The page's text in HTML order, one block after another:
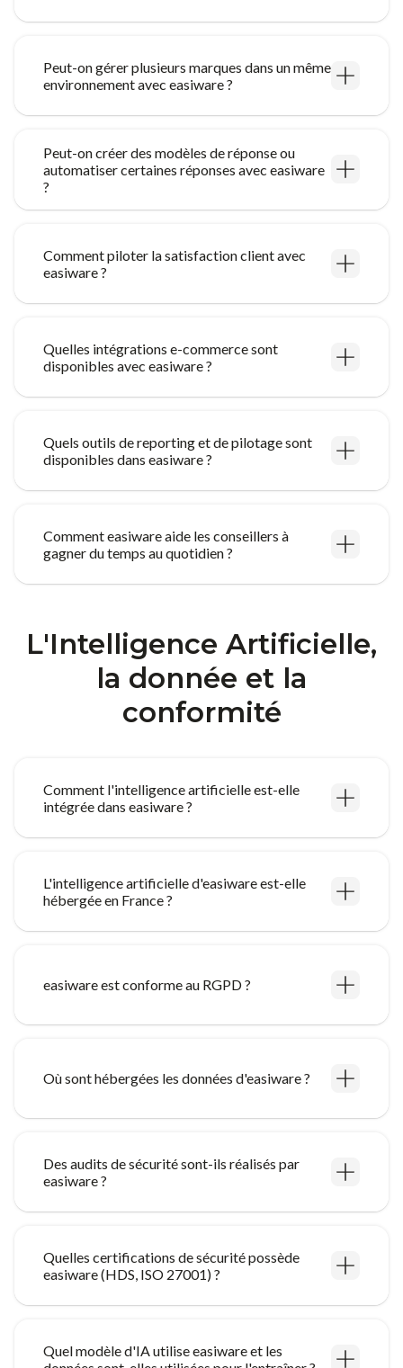
Peut-on gérer plusieurs marques dans un même
environnement avec easiware ?
Peut-on créer des modèles de réponse ou
automatiser certaines réponses avec easiware
?
Comment piloter la satisfaction client avec
easiware ?
Quelles intégrations e-commerce sont
disponibles avec easiware ?
Quels outils de reporting et de pilotage sont
disponibles dans easiware ?
Comment easiware aide les conseillers à
gagner du temps au quotidien ?
L'Intelligence Artificielle,
la donnée et la
conformité
Comment l'intelligence artificielle est-elle
intégrée dans easiware ?
L'intelligence artificielle d'easiware est-elle
hébergée en France ?
easiware est conforme au RGPD ?
Où sont hébergées les données d'easiware ?
Des audits de sécurité sont-ils réalisés par
easiware ?
Quelles certifications de sécurité possède
easiware (HDS, ISO 27001) ?
Quel modèle d'IA utilise easiware et les